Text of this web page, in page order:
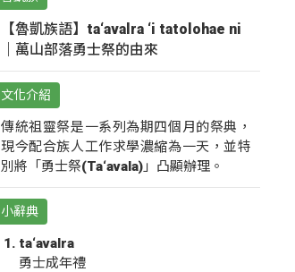
【魯凱族語】ta‘avalra ‘i tatolohae ni
｜萬山部落勇士祭的由來
文化介紹
傳統祖靈祭是一系列為期四個月的祭典，
現今配合族人工作求學濃縮為一天，並特
別將「勇士祭(Ta‘avala)」凸顯辦理。
小辭典
ta‘avalra
勇士成年禮